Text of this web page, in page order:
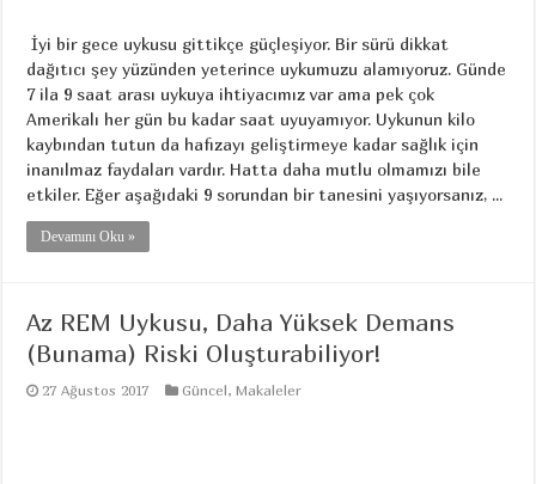
İyi bir gece uykusu gittikçe güçleşiyor. Bir sürü dikkat
dağıtıcı şey yüzünden yeterince uykumuzu alamıyoruz. Günde
7 ila 9 saat arası uykuya ihtiyacımız var ama pek çok
Amerikalı her gün bu kadar saat uyuyamıyor. Uykunun kilo
kaybından tutun da hafızayı geliştirmeye kadar sağlık için
inanılmaz faydaları vardır. Hatta daha mutlu olmamızı bile
etkiler. Eğer aşağıdaki 9 sorundan bir tanesini yaşıyorsanız, ...
Devamını Oku »
Az REM Uykusu, Daha Yüksek Demans
(Bunama) Riski Oluşturabiliyor!
27 Ağustos 2017 Güncel,Makaleler